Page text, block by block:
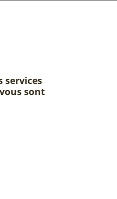
services
vous sont